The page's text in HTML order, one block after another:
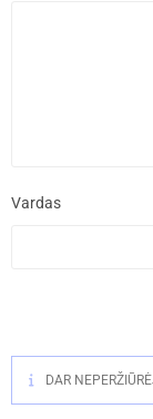
Vardas
DAR